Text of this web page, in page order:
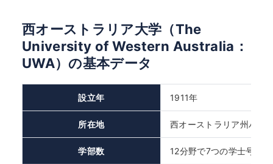
西オーストラリア大学（The
University of Western Australia：
UWA）の基本データ
設立年 1911年
所在地 西オーストラリア州パー
学部数 12分野で7つの学士号・